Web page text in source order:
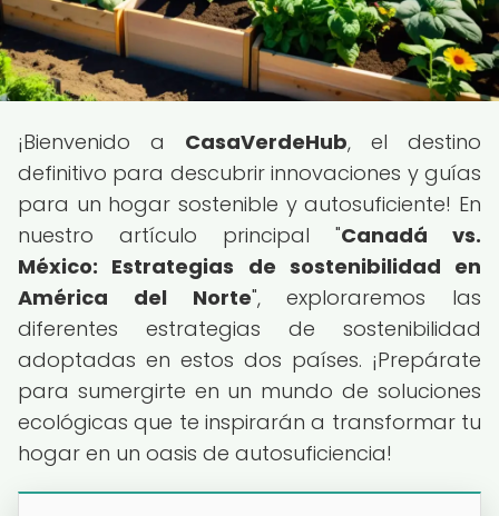
¡Bienvenido a CasaVerdeHub, el destino
definitivo para descubrir innovaciones y guías
para un hogar sostenible y autosuficiente! En
nuestro artículo principal "Canadá vs.
México: Estrategias de sostenibilidad en
América del Norte", exploraremos las
diferentes estrategias de sostenibilidad
adoptadas en estos dos países. ¡Prepárate
para sumergirte en un mundo de soluciones
ecológicas que te inspirarán a transformar tu
hogar en un oasis de autosuficiencia!